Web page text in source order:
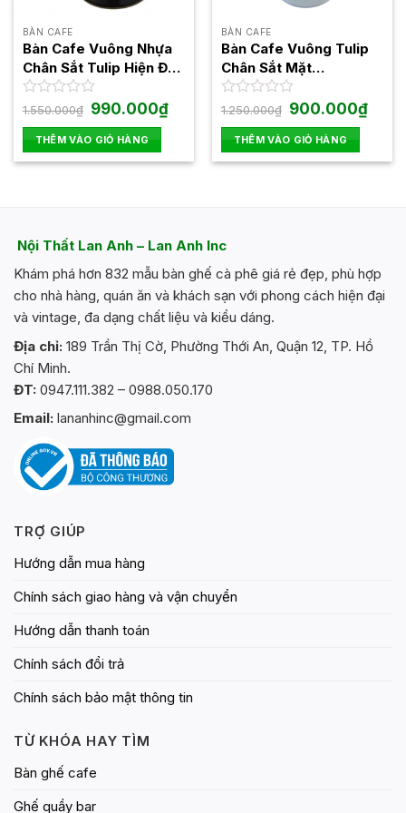
BÀN CAFE
Bàn Cafe Vuông Nhựa
Chân Sắt Tulip Hiện Đại
1545FAB
Được
hạng
0
5
1.550.000₫ Giá
gốc
là:
1.550.000₫.
990.000₫Giá
hiện
990.000₫.
THÊM VÀO GIỎ HÀNG
BÀN CAFE
Bàn Cafe Vuông Tulip
Chân Sắt Mặt
Composite LAST252
Được
hạng
0
5
1.250.000₫ Giá
gốc
là:
1.250.000₫.
900.000₫Giá
hiện
THÊM VÀO GIỎ HÀNG
Nội Thất Lan Anh – Lan Anh Inc
Khám phá hơn 832 mẫu bàn ghế cà phê giá rẻ đẹp, phù hợp
cho nhà hàng, quán ăn và khách sạn với phong cách hiện đại
và vintage, đa dạng chất liệu và kiểu dáng.
Địa chỉ: 189 Trần Thị Cờ, Phường Thới An, Quận 12, TP. Hồ
Chí Minh.
ĐT: 0947.111.382 – 0988.050.170
Email: lananhinc@gmail.com
TRỢ GIÚP
Hướng dẫn mua hàng
Chính sách giao hàng và vận chuyển
Hướng dẫn thanh toán
Chính sách đổi trả
Chính sách bảo mật thông tin
TỪ KHÓA HAY TÌM
Bàn ghế cafe
Ghế quầy bar